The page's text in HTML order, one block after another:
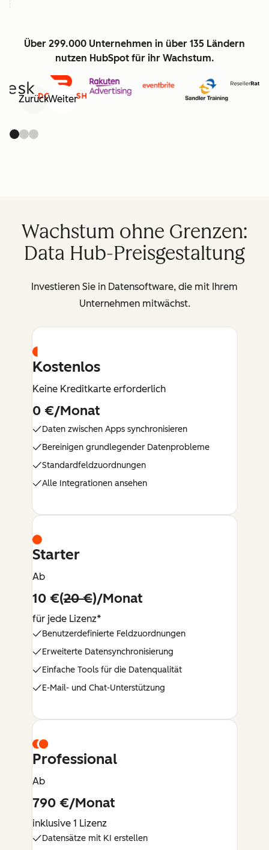
Über 299.000 Unternehmen in über 135 Ländern
nutzen HubSpot für ihr Wachstum.
ZurückWeiter
Wachstum ohne Grenzen:
Data Hub-Preisgestaltung
Investieren Sie in Datensoftware, die mit Ihrem
Unternehmen mitwächst.
Kostenlos
Keine Kreditkarte erforderlich
0 €/Monat
Daten zwischen Apps synchronisieren
Bereinigen grundlegender Datenprobleme
Standardfeldzuordnungen
Alle Integrationen ansehen
Starter
Ab
10 €(20 €)/Monat
für jede Lizenz*
Benutzerdefinierte Feldzuordnungen
Erweiterte Datensynchronisierung
Einfache Tools für die Datenqualität
E-Mail- und Chat-Unterstützung
Professional
Ab
790 €/Monat
inklusive 1 Lizenz
Datensätze mit KI erstellen